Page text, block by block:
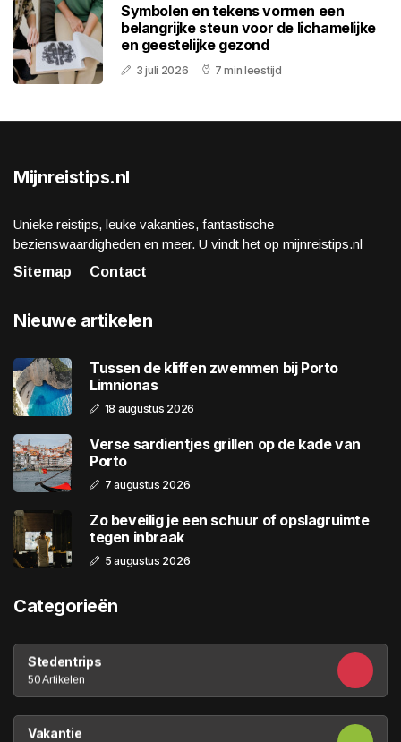
Symbolen en tekens vormen een
belangrijke steun voor de lichamelijke
en geestelijke gezond
3 juli 2026 7 min leestijd
Mijnreistips.nl
Unieke reistips, leuke vakanties, fantastische
bezienswaardigheden en meer. U vindt het op mijnreistips.nl
Sitemap
Contact
Nieuwe artikelen
Tussen de kliffen zwemmen bij Porto
Limnionas
18 augustus 2026
Verse sardientjes grillen op de kade van
Porto
7 augustus 2026
Zo beveilig je een schuur of opslagruimte
tegen inbraak
5 augustus 2026
Categorieën
Stedentrips
50 Artikelen
Vakantie